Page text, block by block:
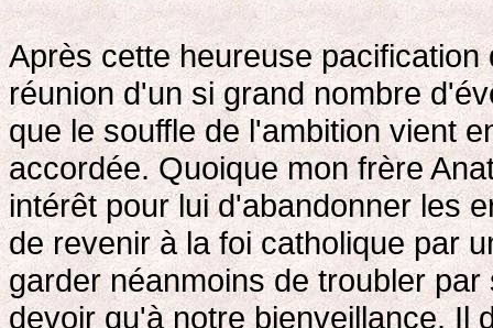
Après cette heureuse
réunion d'un si grand nombre
que le souffle de l'ambition vient
accordée. Quoique mon frère
intérêt pour lui d'abandonner les
de revenir à la foi catholique par
garder néanmoins de troubler
devoir qu'à notre bienveillance. Il